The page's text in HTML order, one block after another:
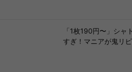
「1枚190円〜」シャ
すぎ！マニアが鬼リ